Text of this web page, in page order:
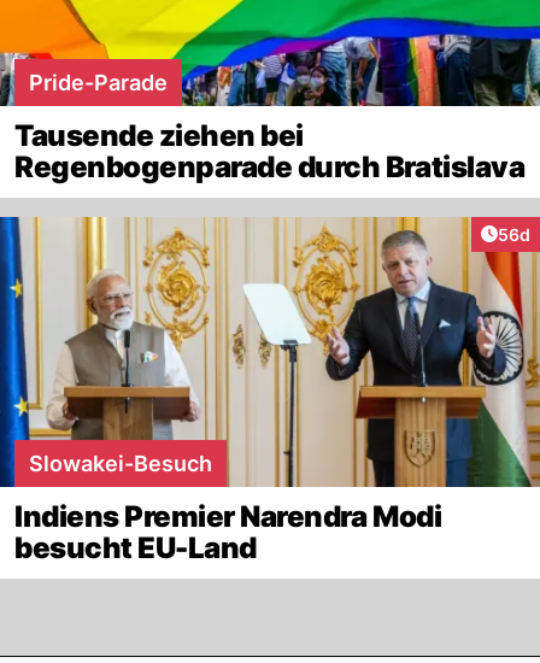
Pride-Parade
Tausende ziehen bei
Regenbogenparade durch Bratislava
56d
Slowakei-Besuch
Indiens Premier Narendra Modi
besucht EU-Land